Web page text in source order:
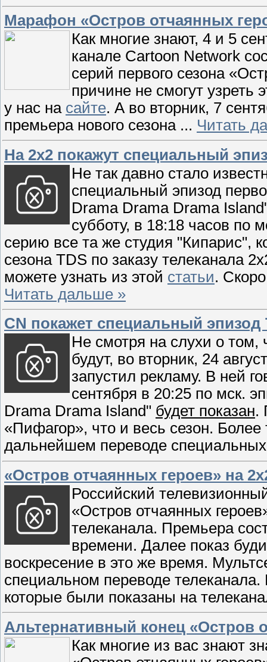
Марафон «Остров отчаянных
Как многие знают, 4 и 5
канале Cartoon Network
серий первого сезона
причине не смогут узреть
у нас на сайте. А во вторник, 7
премьера нового сезона ... Читать
На 2х2 покажут специальный
Не так давно стало
специальный эпизод
Drama Drama Drama
субботу, в 18:18 часов по
серию все та же студия "Кипарис",
сезона TDS по заказу телеканала
можете узнать из этой статьи.
Читать дальше »
CN покажет специальный эпизод
Не смотря на слухи о том,
будут, во вторник, 24
запустил рекламу. В ней
сентября в 20:25 по мск.
Drama Drama Island" будет показан.
«Пифагор», что и весь сезон. Более
дальнейшем переводе
«Остров отчаянных героев» на
Российский
«Остров отчаянных
телеканала. Премьера
времени. Далее показ
воскресение в это же время.
специальном переводе
которые были показаны на
Альтернативный конец «Остров
Как многие из вас знают